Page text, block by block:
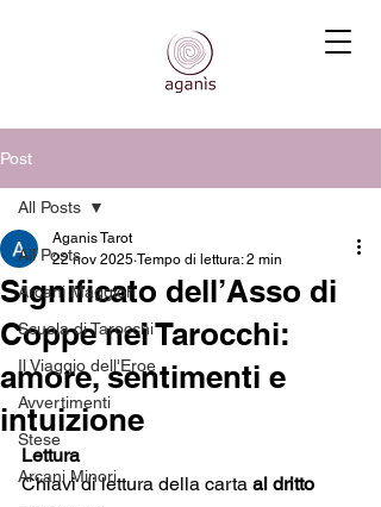
Post
All Posts
Arcani Maggiori
Scuola di Tarocchi
Il Viaggio dell'Eroe
Avvertimenti
Stese
Arcani Minori
All Posts
Significato dell’Asso di
Coppe nei Tarocchi:
amore, sentimenti e
intuizione
Aganis Tarot
22 nov 2025 Tempo di lettura: 2 min
Lettura
Chiavi di lettura della carta al dritto